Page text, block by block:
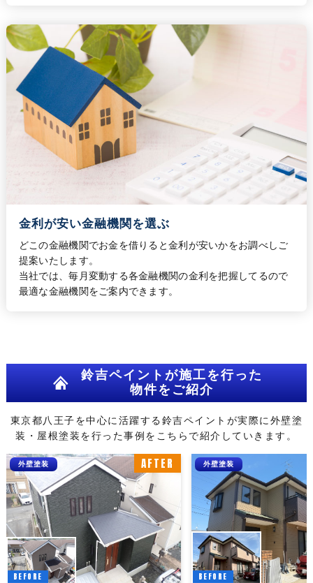
金利が安い金融機関を選ぶ
どこの金融機関でお金を借りると金利が安いかをお調べしご
提案いたします。
当社では、毎月変動する各金融機関の金利を把握してるので
最適な金融機関をご案内できます。
鈴吉ペイントが施工を行った
物件をご紹介
東京都八王子を中心に活躍する鈴吉ペイントが実際に外壁塗
装・屋根塗装を行った事例をこちらで紹介していきます。
AFTER
BEFORE
外壁塗装
BEFORE
外壁塗装